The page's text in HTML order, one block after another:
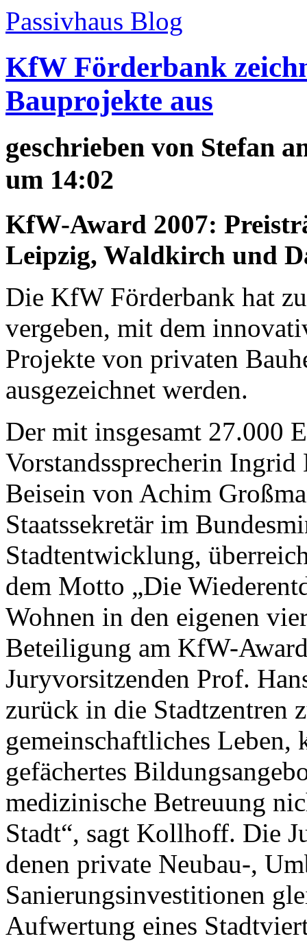
Passivhaus Blog
KfW Förderbank
Bauprojekte aus
geschrieben von Stefan
um 14:02
KfW-Award 2007:
Leipzig, Waldkirch und
Die KfW Förderbank hat
vergeben, mit dem
Projekte von privaten
ausgezeichnet werden.
Der mit insgesamt 27.000
Vorstandssprecherin
Beisein von Achim
Staatssekretär im
Stadtentwicklung,
dem Motto „Die
Wohnen in den eigenen
Beteiligung am KfW-
Juryvorsitzenden Prof.
zurück in die Stadtzentren
gemeinschaftliches
gefächertes
medizinische Betreuung
Stadt“, sagt Kollhoff. Die
denen private Neubau-,
Sanierungsinvestitionen
Aufwertung eines